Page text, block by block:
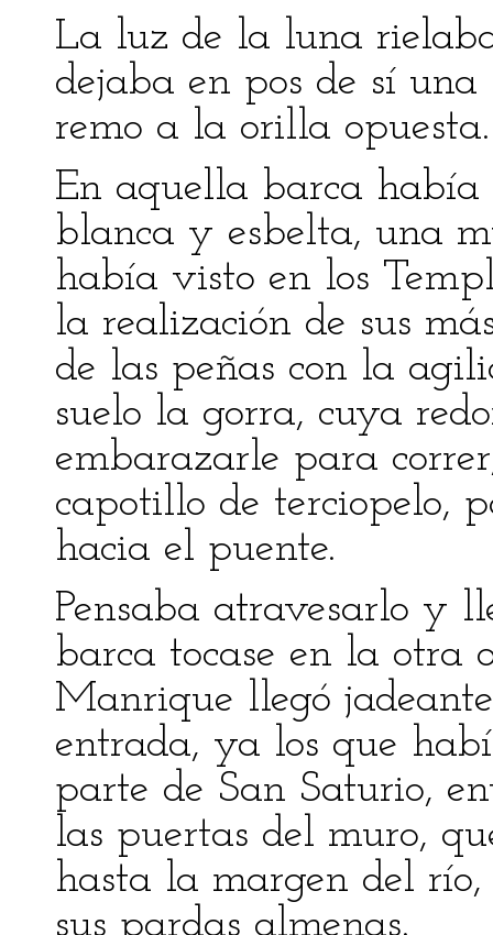
La luz de la luna
dejaba en pos de sí
remo a la orilla opuesta.
En aquella barca
blanca y esbelta, una
había visto en los
la realización de sus
de las peñas con la
suelo la gorra, cuya
embarazarle para
capotillo de terciopelo,
hacia el puente.
Pensaba atravesarlo y
barca tocase en la otra
Manrique llegó
entrada, ya los que
parte de San Saturio,
las puertas del muro,
hasta la margen del
sus pardas almenas.